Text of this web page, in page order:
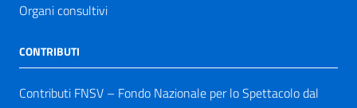
Organi consultivi
CONTRIBUTI
Contributi FNSV – Fondo Nazionale per lo Spettacolo dal